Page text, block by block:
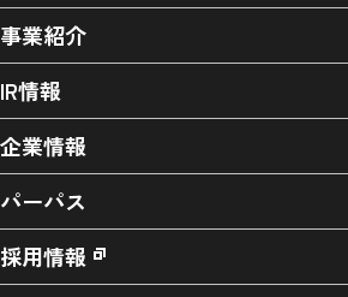
事業紹介
IR情報
企業情報
パーパス
採用情報